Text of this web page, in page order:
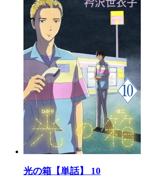
光の箱【単話】 10